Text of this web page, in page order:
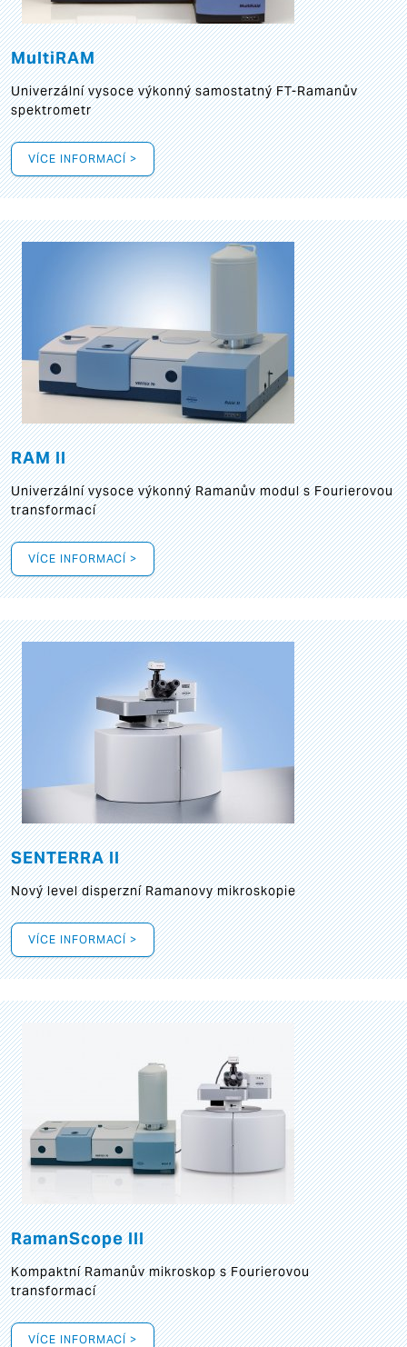
MultiRAM
Univerzální vysoce výkonný samostatný FT-Ramanův
spektrometr
VÍCE INFORMACÍ >
RAM II
Univerzální vysoce výkonný Ramanův modul s Fourierovou
transformací
VÍCE INFORMACÍ >
SENTERRA II
Nový level disperzní Ramanovy mikroskopie
VÍCE INFORMACÍ >
RamanScope III
Kompaktní Ramanův mikroskop s Fourierovou
transformací
VÍCE INFORMACÍ >